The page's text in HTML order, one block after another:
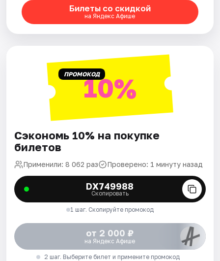
Билеты со скидкой
на Яндекс Афише
ПРОМОКОД10%
Сэкономь 10% на покупке
билетов
Применили: 8 062 раз Проверено: 1 минуту назад
DX749988
Скопировать
1 шаг. Скопируйте промокод
от 2 000 ₽
на Яндекс Афише
2 шаг. Выберите билет и примените промокод